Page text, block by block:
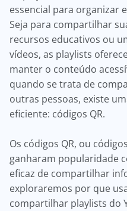
essencial para organizar
Seja para compartilhar
recursos educativos ou
vídeos, as playlists
manter o conteúdo
quando se trata de
outras pessoas, existe
eficiente: códigos QR.
Os códigos QR, ou
ganharam popularidade
eficaz de compartilhar
exploraremos por que
compartilhar playlists do